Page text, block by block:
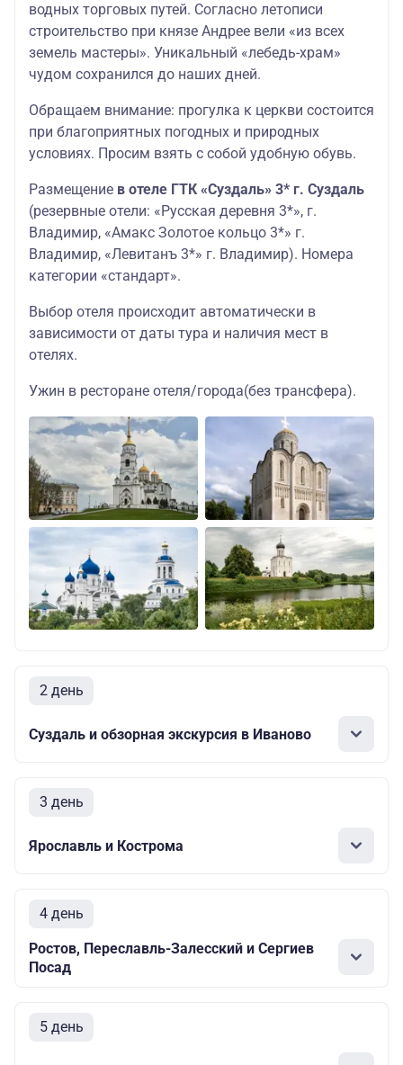
водных торговых путей. Согласно летописи
строительство при князе Андрее вели «из всех
земель мастеры». Уникальный «лебедь-храм»
чудом сохранился до наших дней.
Обращаем внимание: прогулка к церкви состоится
при благоприятных погодных и природных
условиях. Просим взять с собой удобную обувь.
Размещение в отеле ГТК «Суздаль» 3* г. Суздаль
(резервные отели: «Русская деревня 3*», г.
Владимир, «Амакс Золотое кольцо 3*» г.
Владимир, «Левитанъ 3*» г. Владимир). Номера
категории «стандарт».
Выбор отеля происходит автоматически в
зависимости от даты тура и наличия мест в
отелях.
Ужин в ресторане отеля/города(без трансфера).
2 день
Суздаль и обзорная экскурсия в Иваново
3 день
Ярославль и Кострома
4 день
Ростов, Переславль-Залесский и Сергиев
Посад
5 день